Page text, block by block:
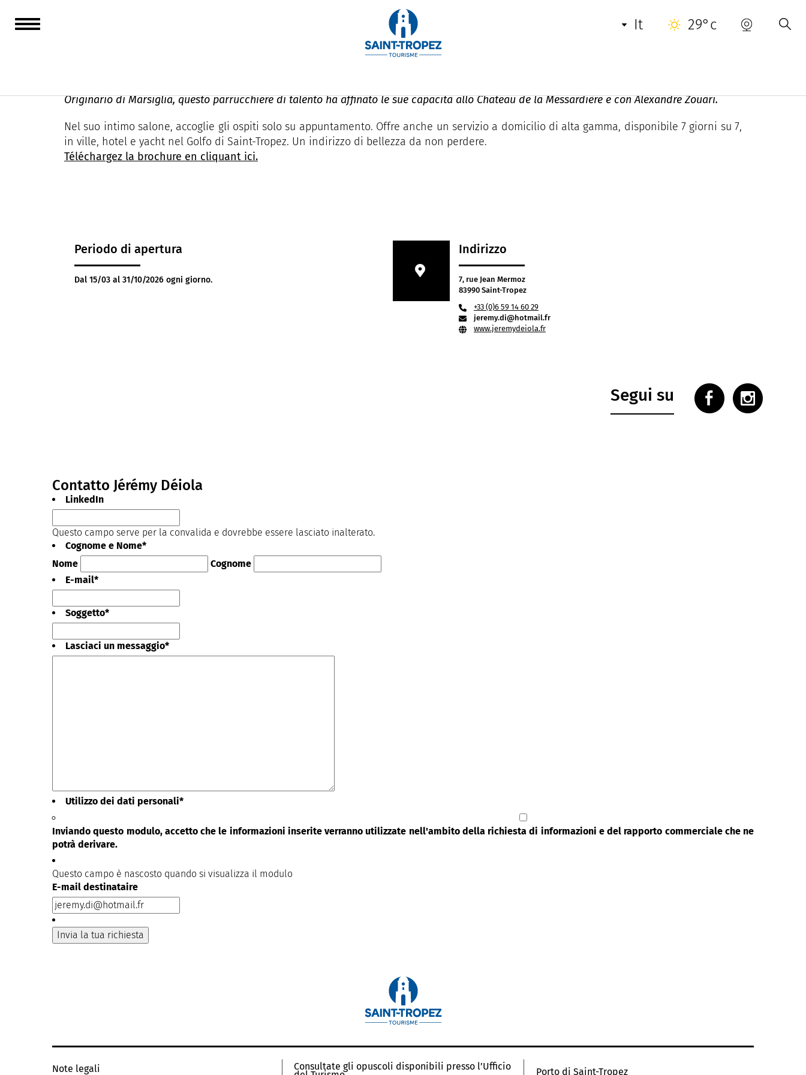
it 29°c
Originario di Marsiglia, questo parrucchiere di talento ha affinato le sue capacità allo Château de la Messardière e con Alexandre Zouari.
Nel suo intimo salone, accoglie gli ospiti solo su appuntamento. Offre anche un servizio a domicilio di alta gamma, disponibile 7 giorni su 7,
in ville, hotel e yacht nel Golfo di Saint-Tropez. Un indirizzo di bellezza da non perdere.
Téléchargez la brochure en cliquant ici.
Periodo di apertura
Dal 15/03 al 31/10/2026 ogni giorno.
Indirizzo
7, rue Jean Mermoz
83990 Saint-Tropez
+33 (0)6 59 14 60 29
jeremy.di@hotmail.fr
www.jeremydeiola.fr
Segui su
Contatto Jérémy Déiola
LinkedIn
Questo campo serve per la convalida e dovrebbe essere lasciato inalterato.
Cognome e Nome*
Nome
Cognome
E-mail*
Soggetto*
Lasciaci un messaggio*
Utilizzo dei dati personali*
Inviando questo modulo, accetto che le informazioni inserite verranno utilizzate nell'ambito della richiesta di informazioni e del rapporto commerciale che ne
potrà derivare.
Questo campo è nascosto quando si visualizza il modulo
E-mail destinataire
Note legali Consultate gli opuscoli disponibili presso l’Ufficio Porto di Saint-Tropez